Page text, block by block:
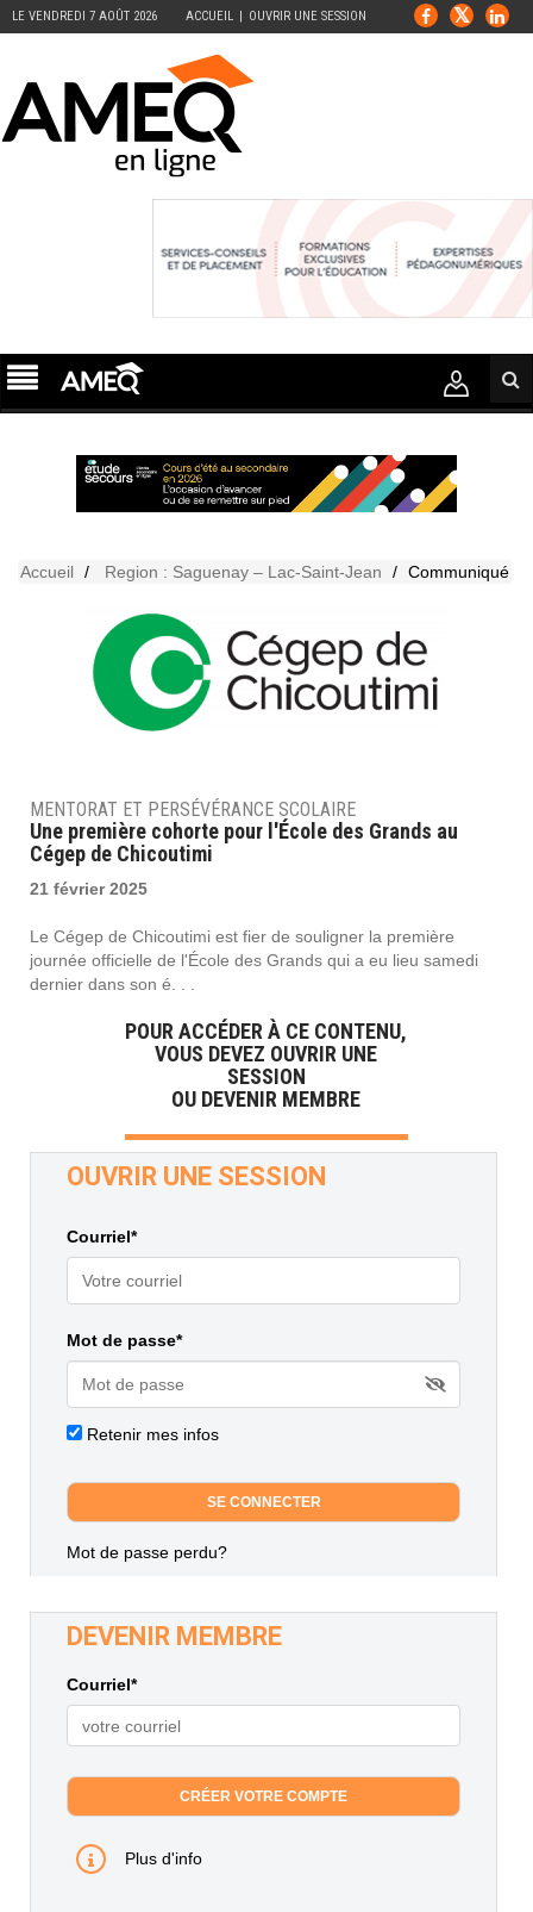
LE VENDREDI 7 AOÛT 2026 ACCUEIL OUVRIR UNE SESSION
Accueil Region : Saguenay – Lac-Saint-Jean Communiqué
MENTORAT ET PERSÉVÉRANCE SCOLAIRE
Une première cohorte pour l'École des Grands au
Cégep de Chicoutimi
21 février 2025
Le Cégep de Chicoutimi est fier de souligner la première
journée officielle de l'École des Grands qui a eu lieu samedi
dernier dans son é. . .
POUR ACCÉDER À CE CONTENU,
VOUS DEVEZ OUVRIR UNE
SESSION
OU DEVENIR MEMBRE
OUVRIR UNE SESSION
Courriel*
Mot de passe*
Retenir mes infos
Mot de passe perdu?
DEVENIR MEMBRE
Courriel*
Plus d'info